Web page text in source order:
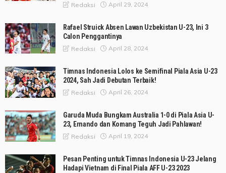
Redaksi April 29, 2024
Rafael Struick Absen Lawan Uzbekistan U-23, Ini 3
Calon Penggantinya
Redaksi April 28, 2024
Timnas Indonesia Lolos ke Semifinal Piala Asia U-23
2024, Sah Jadi Debutan Terbaik!
Redaksi April 26, 2024
Garuda Muda Bungkam Australia 1-0 di Piala Asia U-
23, Ernando dan Komang Teguh Jadi Pahlawan!
Redaksi April 19, 2024
Pesan Penting untuk Timnas Indonesia U-23 Jelang
Hadapi Vietnam di Final Piala AFF U-23 2023